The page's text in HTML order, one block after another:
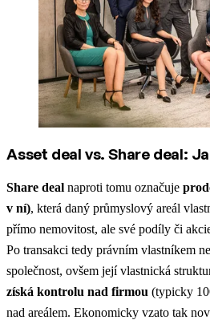
Asset deal vs. Share deal:
Share deal naproti tomu označuje
v ní), která daný průmyslový areál
přímo nemovitost, ale své podíly či
Po transakci tedy právním vlastníkem
společnost, ovšem její vlastnická
získá kontrolu nad firmou (typicky
nad areálem. Ekonomicky vzato tak